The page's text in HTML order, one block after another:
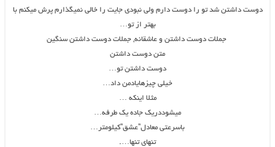
دوست داشتن شد تو را دوست دارم ولی نبودی جایت را خالی نمیگذارم پرش میکنم با
بهتر از تو…
جملات دوست داشتن و عاشقانه, جملات دوست داشتن سنگین
متن دوست داشتن
دوست داشتن تو…
خیلی چیزهایادمن داد…
مثلا اینکه …
میشوددریک جاده یک طرفه…
باسرعتی معادل”عشق”کیلومتر…
تنهای تنها….